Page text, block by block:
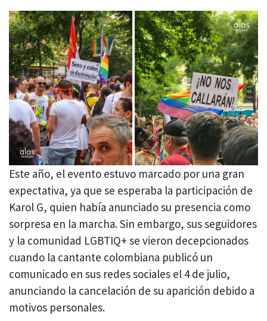
Este año, el evento estuvo marcado por una gran
expectativa, ya que se esperaba la participación de
Karol G, quien había anunciado su presencia como
sorpresa en la marcha. Sin embargo, sus seguidores
y la comunidad LGBTIQ+ se vieron decepcionados
cuando la cantante colombiana publicó un
comunicado en sus redes sociales el 4 de julio,
anunciando la cancelación de su aparición debido a
motivos personales.